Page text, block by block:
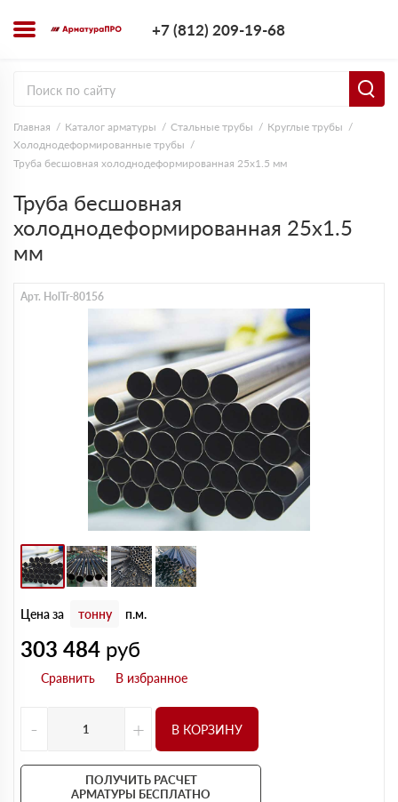
+7 (812) 209-19-68
Главная Каталог арматуры Стальные трубы
Круглые трубы
Холоднодеформированные трубы
Труба бесшовная холоднодеформированная 25х1.5 мм
Труба бесшовная
холоднодеформированная 25х1.5
мм
Арт. HolTr-80156
Цена за тонну п.м.
303 484 руб
- + В КОРЗИНУ
ПОЛУЧИТЬ РАСЧЕТ
АРМАТУРЫ БЕСПЛАТНО